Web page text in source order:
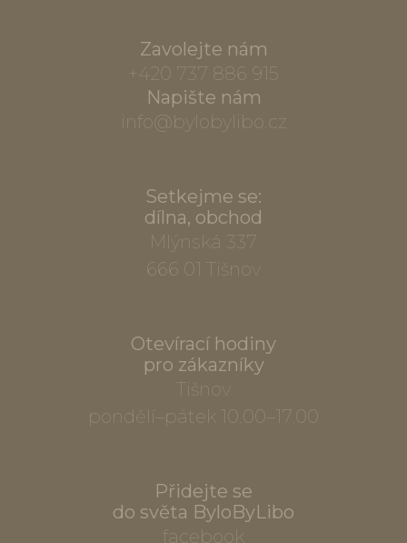
Zavolejte nám
+420 737 886 915
Napište nám
info@bylobylibo.cz
Setkejme se:
dílna, obchod
Mlýnská 337
666 01 Tišnov
Otevírací hodiny
pro zákazníky
Tišnov
pondělí–pátek 10.00–17.00
Přidejte se
do světa ByloByLibo
facebook